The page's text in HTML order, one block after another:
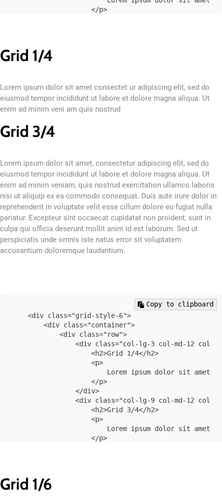
                    </p>
Lorem ipsum dolor sit amet
<div class="col-lg-3 col-md-12 col-
                    <h2>Grid 1/4</h2>
                    <p>
Lorem ipsum dolor sit amet
                </div>
    </div>
Grid 1/4
Lorem ipsum dolor sit amet consectet ur adipiscing elit, sed do
eiusmod tempor incididunt ut labore et dolore magna aliqua. Ut
enim ad minim veni am quis nostrud
Grid 3/4
Lorem ipsum dolor sit amet, consectetur adipiscing elit, sed do
eiusmod tempor incididunt ut labore et dolore magna aliqua. Ut
enim ad minim veniam, quis nostrud exercitation ullamco laboris
nisi ut aliquip ex ea commodo consequat. Duis aute irure dolor in
reprehenderit in voluptate velit esse cillum dolore eu fugiat nulla
pariatur. Excepteur sint occaecat cupidatat non proident, sunt in
culpa qui officia deserunt mollit anim id est laborum. Sed ut
perspiciatis unde omnis iste natus error sit voluptatem
accusantium doloremque laudantium.
    <div class="grid-style-6">
        <div class="container">
            <div class="row">
<div class="col-lg-3 col-md-12 col-
                    <h2>Grid 1/4</h2>
                    <p>
Lorem ipsum dolor sit amet
                    </p>
                </div>
<div class="col-lg-9 col-md-12 col-
                    <h2>Grid 3/4</h2>
                    <p>
Lorem ipsum dolor sit amet,
                    </p>
Copy to clipboard
Grid 1/6